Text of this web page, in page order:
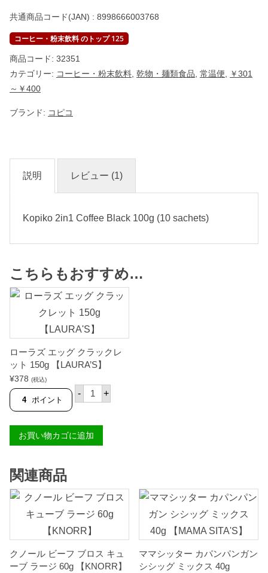
共通商品コード(JAN) : 8998666003768
コーヒー・粉末飲料 のトップ 125
商品コード: 32351
カテゴリー: コーヒー・粉末飲料 乾物・麺類食品 常温便
￥301
～￥400
ブランド: コピコ
説明 レビュー (1)
Kopiko 2in1 Coffee Black 100g (10 sachets)
こちらもおすすめ…
ローラズ エッグ クラックレ
ット 150g 【LAURA’S】
¥378 (税込)
4 ポイント
- ロ
ー
エ
ッ
グ
レ
ッ
ト
5
0
g
【
L
+
お買い物カゴに追加
関連商品
クノール ビーフ ブロス キュ
ーブ ラージ 60g 【KNORR】
ママシッター カパンパンガン
シシッグ ミックス 40g